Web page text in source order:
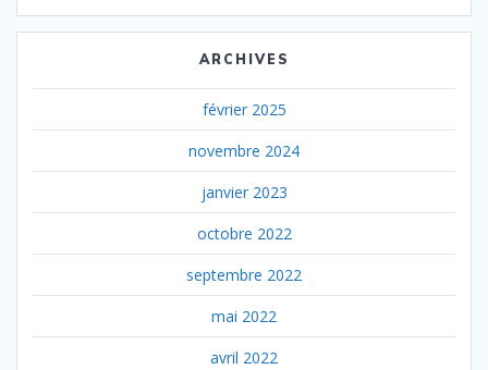
ARCHIVES
février 2025
novembre 2024
janvier 2023
octobre 2022
septembre 2022
mai 2022
avril 2022